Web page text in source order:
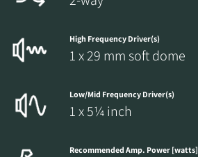
High Frequency Driver(s)
1 x 29 mm soft dome
Low/Mid Frequency Driver(s)
1 x 5¼ inch
Recommended Amp. Power [watts]